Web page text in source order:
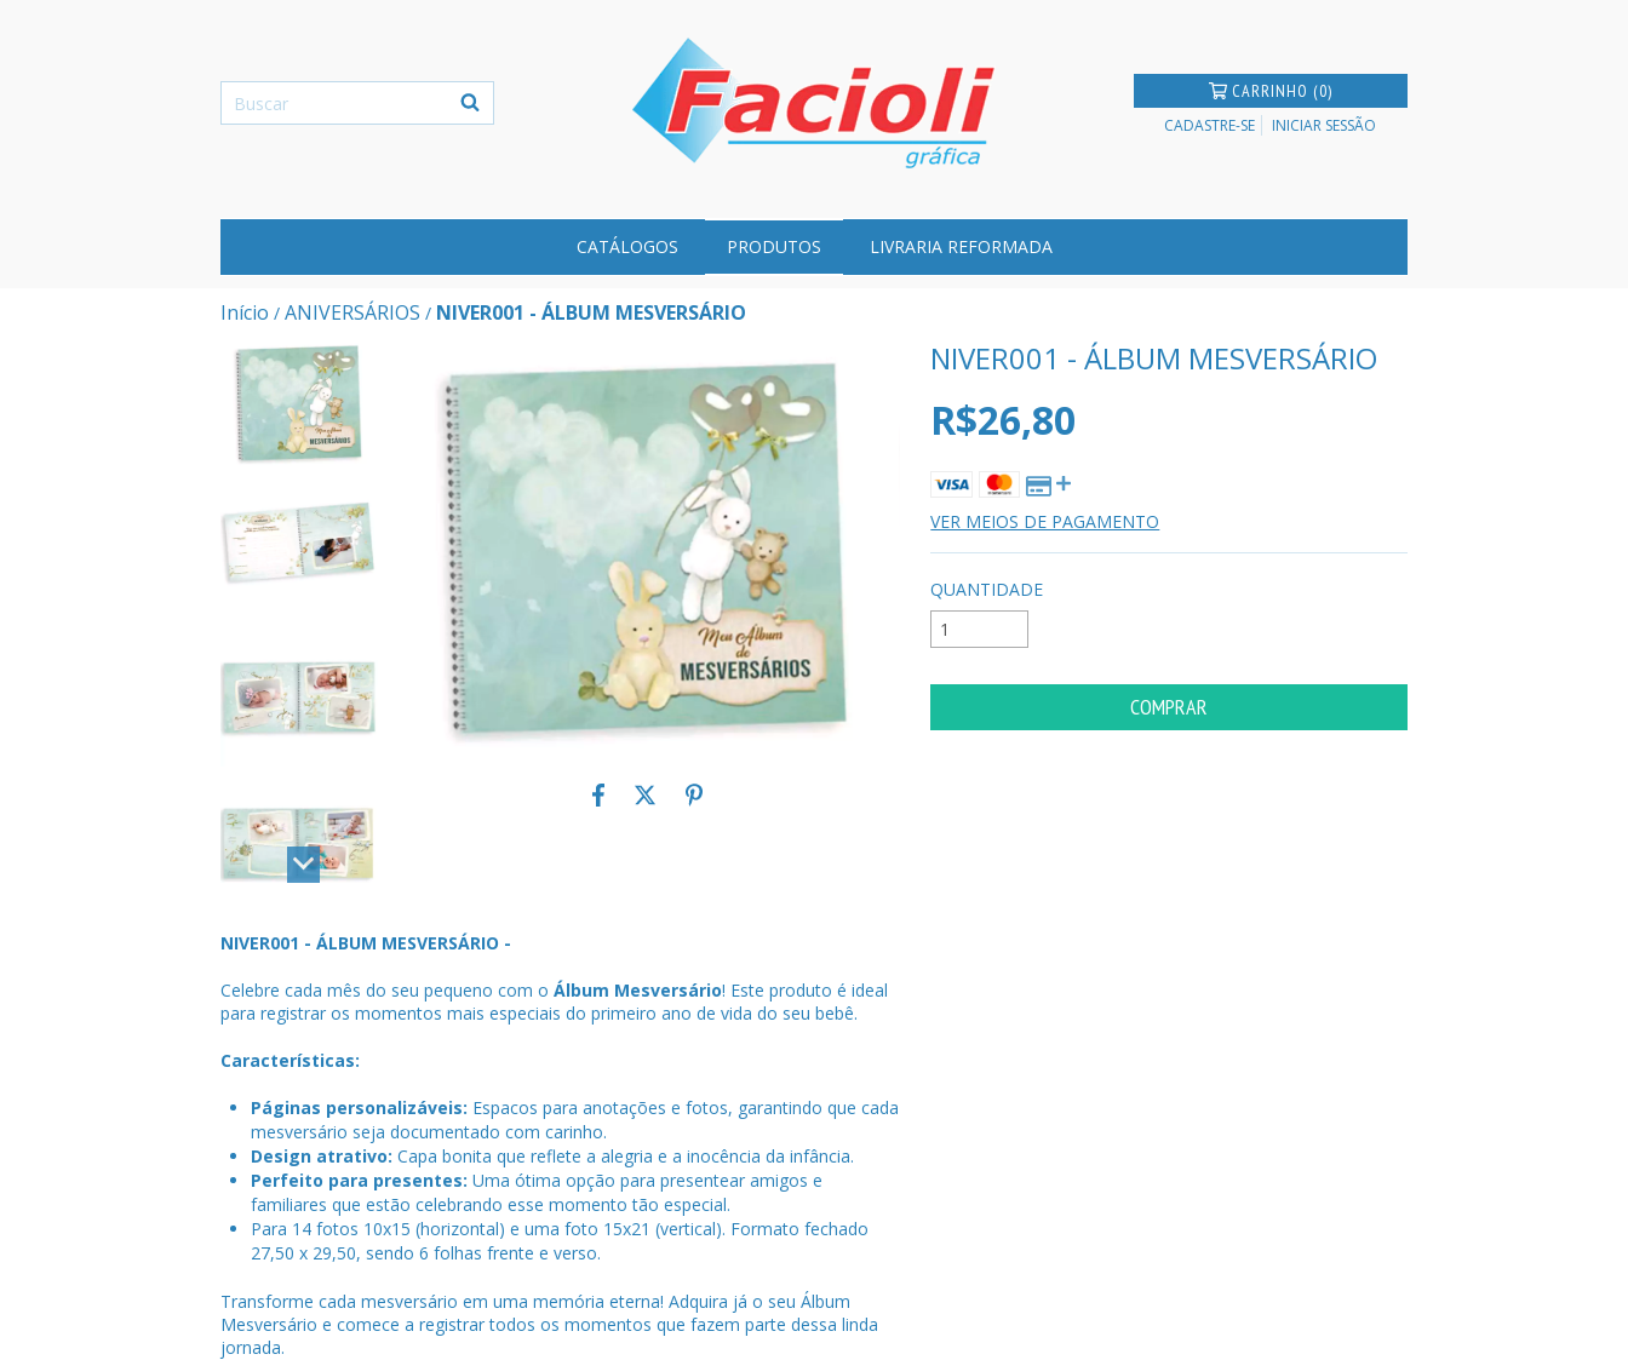
CARRINHO (0)
CADASTRE-SE INICIAR SESSÃO
CATÁLOGOS PRODUTOS LIVRARIA REFORMADA
Início / ANIVERSÁRIOS / NIVER001 - ÁLBUM MESVERSÁRIO
NIVER001 - ÁLBUM MESVERSÁRIO -
Celebre cada mês do seu pequeno com o Álbum Mesversário! Este produto é ideal
para registrar os momentos mais especiais do primeiro ano de vida do seu bebê.
Características:
Páginas personalizáveis: Espacos para anotações e fotos, garantindo que cada
mesversário seja documentado com carinho.
Design atrativo: Capa bonita que reflete a alegria e a inocência da infância.
Perfeito para presentes: Uma ótima opção para presentear amigos e
familiares que estão celebrando esse momento tão especial.
Para 14 fotos 10x15 (horizontal) e uma foto 15x21 (vertical). Formato fechado
27,50 x 29,50, sendo 6 folhas frente e verso.
Transforme cada mesversário em uma memória eterna! Adquira já o seu Álbum
Mesversário e comece a registrar todos os momentos que fazem parte dessa linda
jornada.
NIVER001 - ÁLBUM MESVERSÁRIO
R$26,80
VER MEIOS DE PAGAMENTO
QUANTIDADE